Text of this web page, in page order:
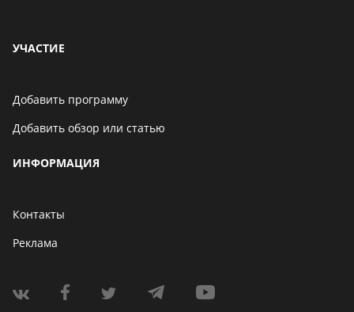
УЧАСТИЕ
Добавить программу
Добавить обзор или статью
ИНФОРМАЦИЯ
Контакты
Реклама